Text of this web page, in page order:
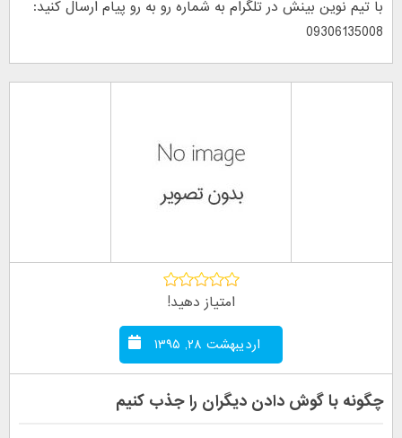
با تیم نوین بینش در تلگرام به شماره رو به رو پیام ارسال کنید:
09306135008
امتیاز دهید!
اردیبهشت ۲۸, ۱۳۹۵
چگونه با گوش دادن دیگران را جذب کنیم